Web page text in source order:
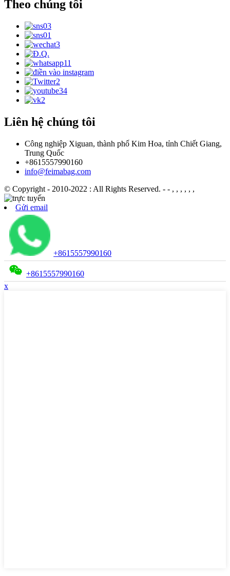
Theo chúng tôi
Liên hệ chúng tôi
Công nghiệp Xiguan, thành phố Kim Hoa, tỉnh Chiết Giang,
Trung Quốc
+8615557990160
info@feimabag.com
© Copyright - 2010-2022 : All Rights Reserved. - - , , , , , ,
Gửi email
+8615557990160
+8615557990160
x